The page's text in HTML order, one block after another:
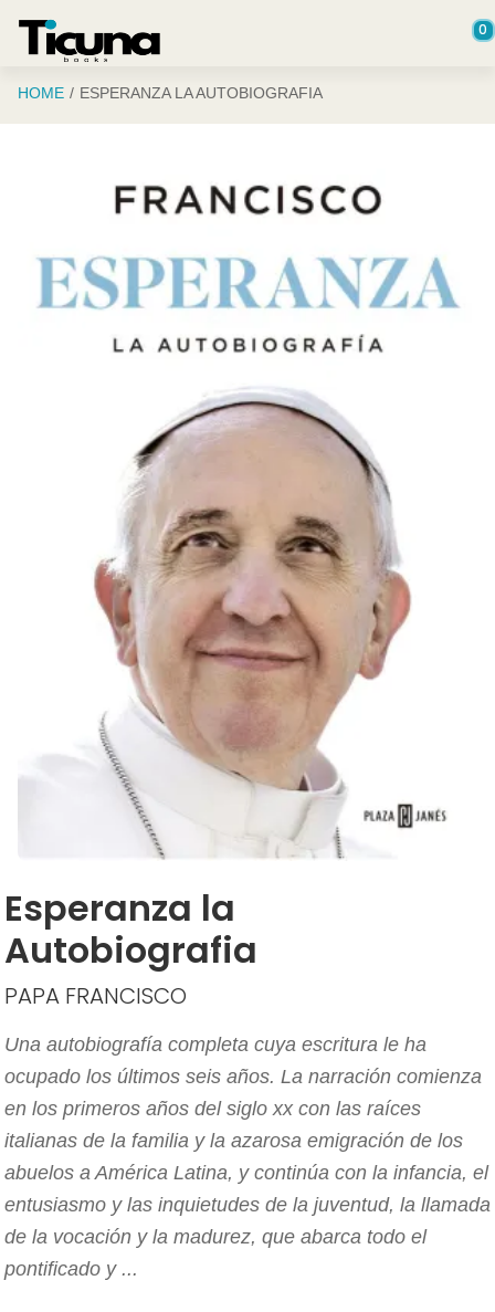
0
HOME ESPERANZA LA AUTOBIOGRAFIA
Esperanza la
Autobiografia
PAPA FRANCISCO
Una autobiografía completa cuya escritura le ha
ocupado los últimos seis años. La narración comienza
en los primeros años del siglo xx con las raíces
italianas de la familia y la azarosa emigración de los
abuelos a América Latina, y continúa con la infancia, el
entusiasmo y las inquietudes de la juventud, la llamada
de la vocación y la madurez, que abarca todo el
pontificado y ...